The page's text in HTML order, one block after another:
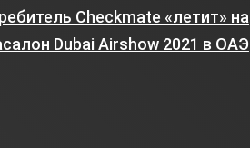
Checkmate «летит» на
Dubai Airshow 2021 в ОАЭ